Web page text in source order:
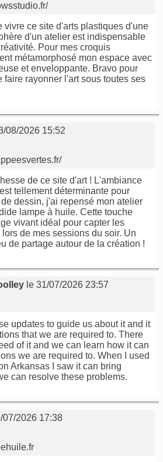
vivre ce site d'arts plastiques d'une
d'un atelier est indispensable
Pour mes croquis
métamorphosé mon espace avec
et enveloppante. Bravo pour
faire rayonner l'art sous toutes ses
08/2026 15:52
de ce site d'art ! L'ambiance
tellement déterminante pour
dessin, j'ai repensé mon atelier
lampe à huile. Cette touche
vivant idéal pour capter les
de mes sessions du soir. Un
de partage autour de la création !
le 31/07/2026 23:57
updates to guide us about it and it
that we are required to. There
of it and we can learn how it can
we are required to. When I used
Arkansas I saw it can bring
can resolve these problems.
07/2026 17:38